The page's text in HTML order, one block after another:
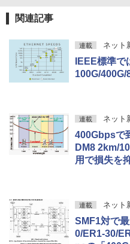
関連記事
連載 ネット
IEEE標準
100G/400G/
連載 ネット
400Gbpsで
DM8 2km/
用で損失を
連載 ネット
SMF1対で
0/ER1-30/